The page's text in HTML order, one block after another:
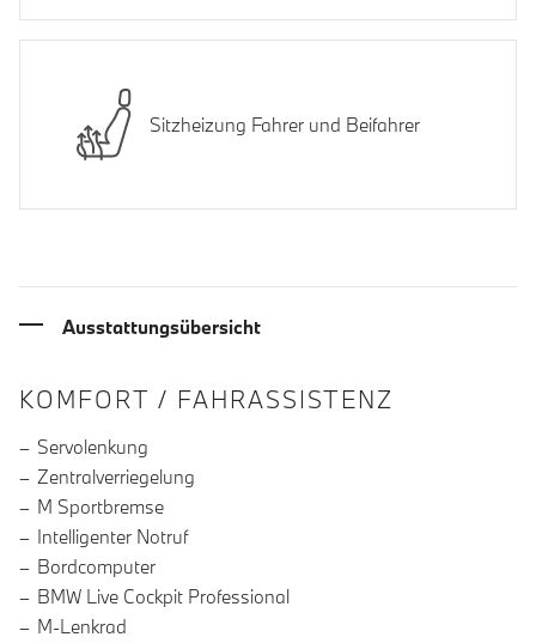
Sitzheizung Fahrer und Beifahrer
Ausstattungsübersicht
INFORMATIONEN ÜBER DIE
KOMFORT / FAHRASSISTENZ
Servolenkung
Zentralverriegelung
M Sportbremse
Intelligenter Notruf
Bordcomputer
BMW Live Cockpit Professional
M-Lenkrad